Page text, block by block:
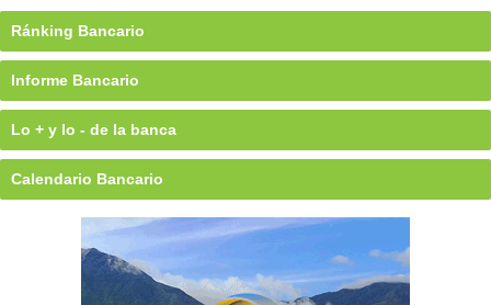
Ránking Bancario
Informe Bancario
Lo + y lo - de la banca
Calendario Bancario